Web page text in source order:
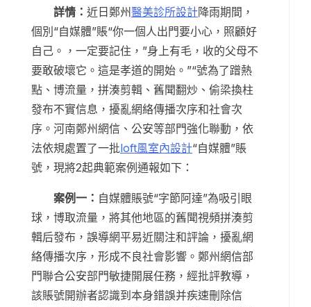
詳情： 近日鄭州醫美診所設計降雨期間，
個別“自媒體”賬“你一個人出門要小心，照顧好
自己。，一定要記住，”身上有毛，收的父母不
要敢破壞它。這是孝道的開始。”“號為了蹭熱
點、博流量，拼湊剪輯、舊聞翻炒、偷梁換柱
發布不實信息，擾亂網絡傳播次序和社會次
序。河南鄭州網信、公安等部門強化聯動，依
法依規處置了一批loft風室內設計“自媒體”賬
號，現將2起典範案例通報如下：
案例一： 自媒體賬號“字節阿達”為吸引眼
球，博取流量，將其他地區的舊聞視頻拼湊剪
輯后發布，誤導網平易近關注和評論，擾亂網
絡傳播次序，形成不良社會影響。鄭州網信部
門聯合公安部門敏捷開展任務，經批評教導，
該賬號開辦者認識到本身錯誤并疾速刪除信